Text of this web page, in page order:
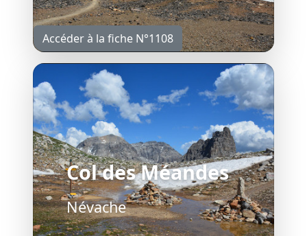
Accéder à la fiche N°1108
Col des Méandes
Névache